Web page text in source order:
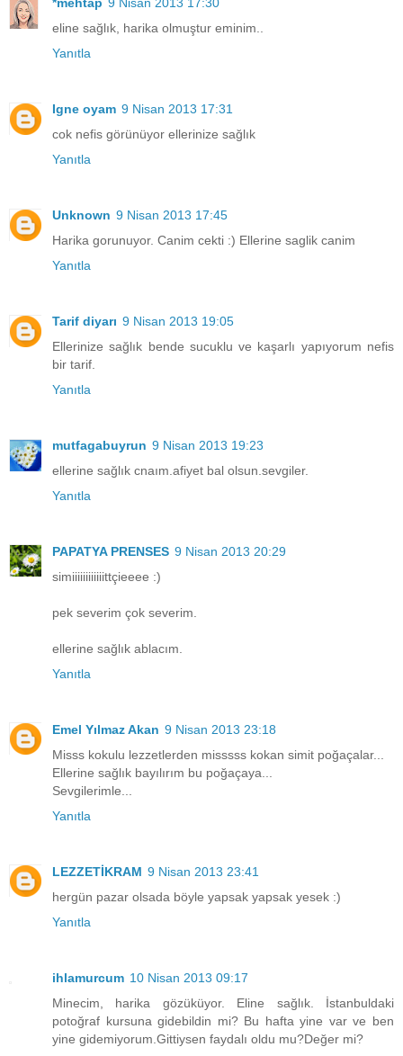
eline sağlık, harika olmuştur eminim..
Yanıtla
Igne oyam 9 Nisan 2013 17:31
cok nefis görünüyor ellerinize sağlık
Yanıtla
Unknown 9 Nisan 2013 17:45
Harika gorunuyor. Canim cekti :) Ellerine saglik canim
Yanıtla
Tarif diyarı 9 Nisan 2013 19:05
Ellerinize sağlık bende sucuklu ve kaşarlı yapıyorum nefis
bir tarif.
Yanıtla
mutfagabuyrun 9 Nisan 2013 19:23
ellerine sağlık cnaım.afiyet bal olsun.sevgiler.
Yanıtla
PAPATYA PRENSES 9 Nisan 2013 20:29
simiiiiiiiiiiiittçieeee :)
pek severim çok severim.
ellerine sağlık ablacım.
Yanıtla
Emel Yılmaz Akan 9 Nisan 2013 23:18
Misss kokulu lezzetlerden misssss kokan simit poğaçalar...
Ellerine sağlık bayılırım bu poğaçaya...
Sevgilerimle...
Yanıtla
LEZZETİKRAM 9 Nisan 2013 23:41
hergün pazar olsada böyle yapsak yapsak yesek :)
Yanıtla
ihlamurcum 10 Nisan 2013 09:17
Minecim, harika gözüküyor. Eline sağlık. İstanbuldaki
potoğraf kursuna gidebildin mi? Bu hafta yine var ve ben
yine gidemiyorum.Gittiysen faydalı oldu mu?Değer mi?